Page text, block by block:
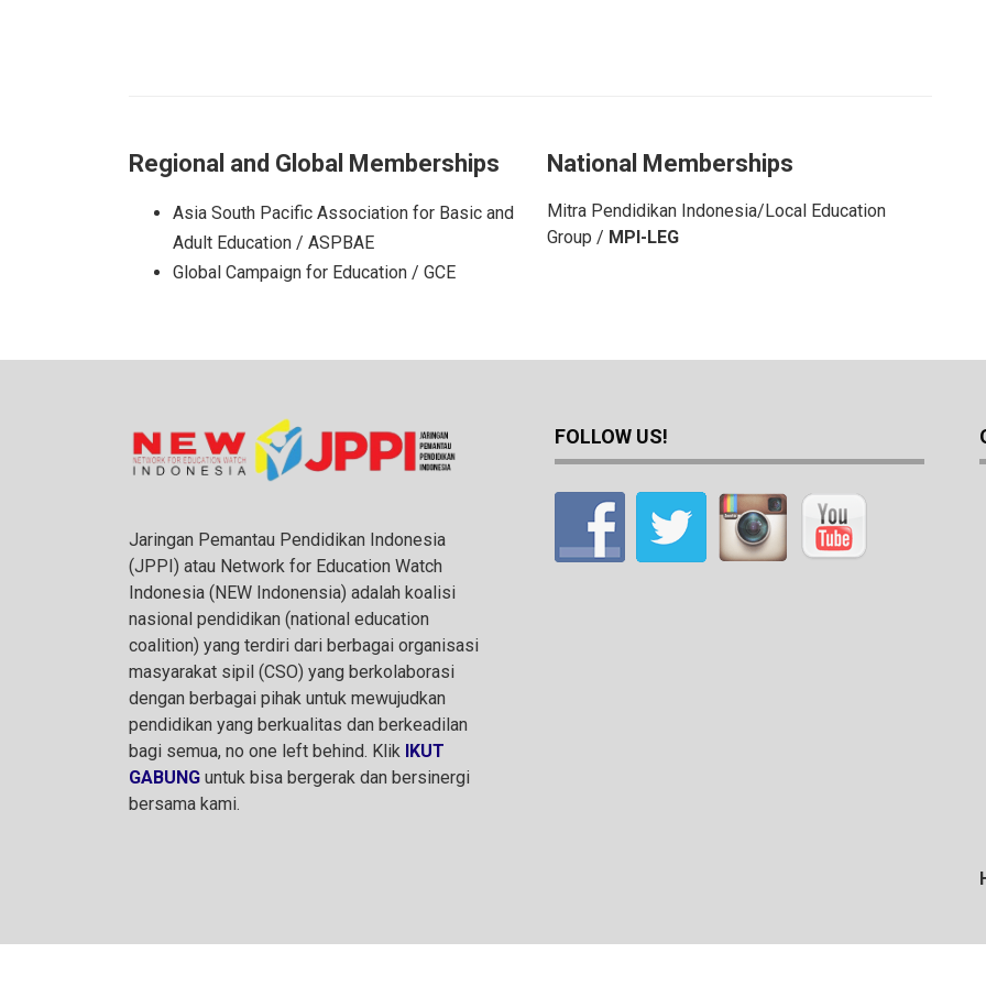
Regional and Global Memberships
Asia South Pacific Association for Basic and
Adult Education / ASPBAE
Global Campaign for Education / GCE
National Memberships
Mitra Pendidikan Indonesia/Local Education
Group / MPI-LEG
Jaringan Pemantau Pendidikan Indonesia
(JPPI) atau Network for Education Watch
Indonesia (NEW Indonensia) adalah koalisi
nasional pendidikan (national education
coalition) yang terdiri dari berbagai organisasi
masyarakat sipil (CSO) yang berkolaborasi
dengan berbagai pihak untuk mewujudkan
pendidikan yang berkualitas dan berkeadilan
bagi semua, no one left behind. Klik IKUT
GABUNG untuk bisa bergerak dan bersinergi
bersama kami.
FOLLOW US!